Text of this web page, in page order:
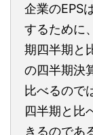
企業のEPS
するために
期四半期と
の四半期決
比べるので
四半期と比
きるのであ